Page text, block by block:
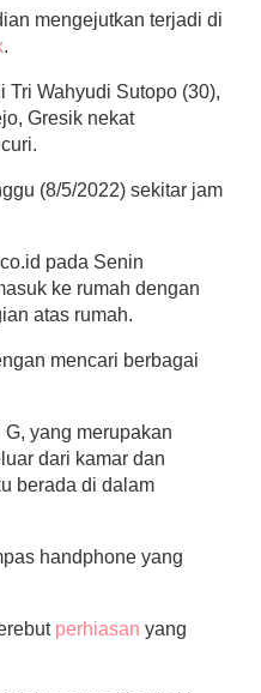
mengejutkan terjadi di
.
Tri Wahyudi Sutopo (30),
Gresik nekat
(8/5/2022) sekitar jam
pada Senin
ke rumah dengan
atas rumah.
mencari berbagai
yang merupakan
dari kamar dan
berada di dalam
handphone yang
perhiasan yang